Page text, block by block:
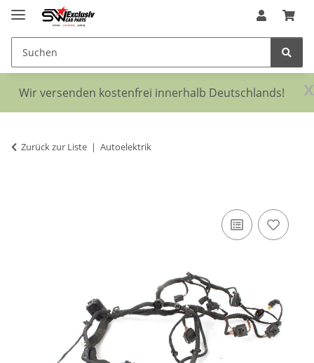
x
Wir versenden kostenfrei innerhalb Deutschlands!
Zurück zur Liste Autoelektrik